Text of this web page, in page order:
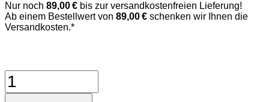
Nur noch 89,00 € bis zur versandkostenfreien Lieferung!
Ab einem Bestellwert von 89,00 € schenken wir Ihnen die
Versandkosten.*
Rattray's
Monarch
Contrast